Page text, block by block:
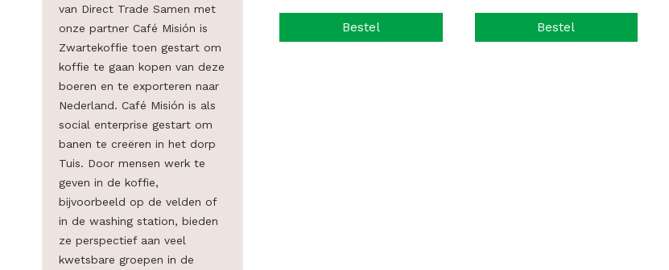
Bestel Bestel
van Direct Trade Samen met
onze partner Café Misión is
Zwartekoffie toen gestart om
koffie te gaan kopen van deze
boeren en te exporteren naar
Nederland. Café Misión is als
social enterprise gestart om
banen te creëren in het dorp
Tuis. Door mensen werk te
geven in de koffie,
bijvoorbeeld op de velden of
in de washing station, bieden
ze perspectief aan veel
kwetsbare groepen in de